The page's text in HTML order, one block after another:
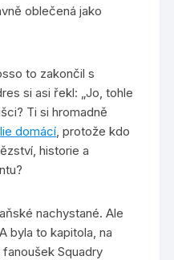
oblečená jako
to zakončil s
si asi řekl: „Jo, tohle
Ti si hromadně
domácí, protože kdo
historie a
nachystané. Ale
byla to kapitola, na
Squadry